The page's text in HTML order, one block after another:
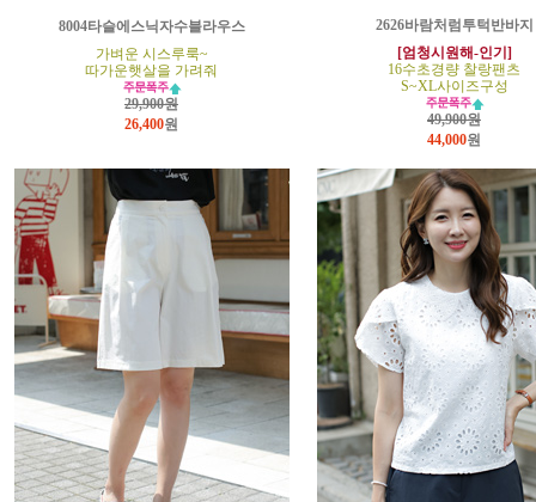
8004타슬에스닉자수블라우스
가벼운 시스루룩~
따가운햇살을 가려줘
29,900원
26,400원
2626바람처럼투턱반바지
[엄청시원해-인기]
16수초경량 찰랑팬츠
S~XL사이즈구성
49,900원
44,000원